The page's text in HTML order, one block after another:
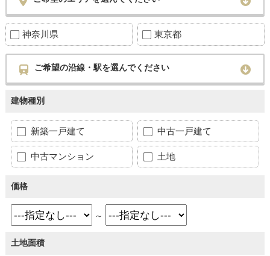
神奈川県 東京都
ご希望の沿線・駅を選んでください
建物種別
新築一戸建て 中古一戸建て
中古マンション 土地
価格
～
土地面積